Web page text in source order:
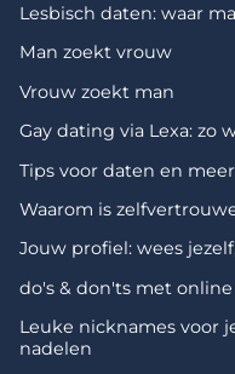
Lesbisch daten: waar
Man zoekt vrouw
Vrouw zoekt man
Gay dating via Lexa: zo
Tips voor daten en
Waarom is
Jouw profiel: wees
do's & don'ts met
Leuke nicknames voor
nadelen